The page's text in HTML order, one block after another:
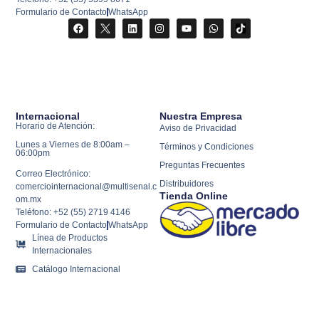
Nuestra Empresa
Aviso de Privacidad
Términos y Condiciones
Preguntas Frecuentes
Distribuidores
Tienda Online
Internacional
Horario de Atención:
Lunes a Viernes de 8:00am –
06:00pm
Correo Electrónico:
comerciointernacional@multisenal.c
om.mx
Teléfono: +52 (55) 2719 4146
Formulario de ContactoWhatsApp
Línea de Productos
Internacionales
Catálogo Internacional
Formulario de ContactoWhatsApp